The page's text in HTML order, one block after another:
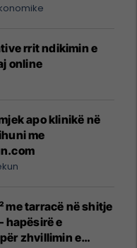
rrit ndikimin e
online
apo klinikë në
me
me tarracë në shitje
hapësirë e
zhvillimin e